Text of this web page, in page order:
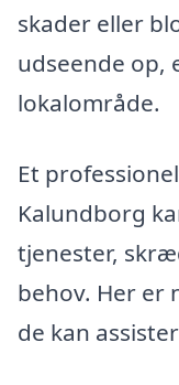
skader eller
udseende op,
lokalområde.
Et
Kalundborg
tjenester,
behov. Her er
de kan